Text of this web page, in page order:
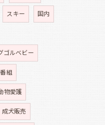
スキー 国内
ゴルベビー
組
物愛護
成犬販売